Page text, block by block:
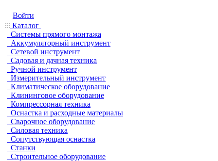
Войти
Каталог
Системы прямого монтажа
Аккумуляторный инструмент
Сетевой инструмент
Садовая и дачная техника
Ручной инструмент
Измерительный инструмент
Климатическое оборудование
Клининговое оборудование
Компрессорная техника
Оснастка и расходные материалы
Сварочное оборудование
Силовая техника
Сопутствующая оснастка
Станки
Строительное оборудование